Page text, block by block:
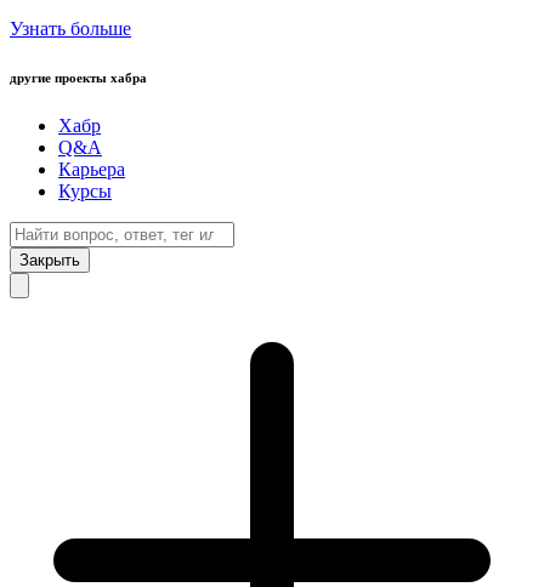
Узнать больше
другие проекты хабра
Хабр
Q&A
Карьера
Курсы
Закрыть